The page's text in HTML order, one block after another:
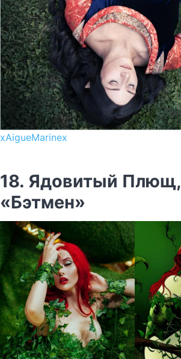
xAigueMarinex
18. Ядовитый Плющ,
«Бэтмен»